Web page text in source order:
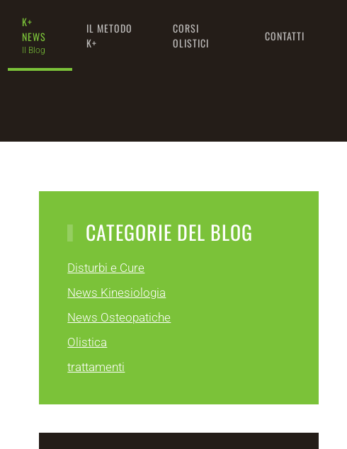
K+
NEWS
Il Blog
IL METODO
K+
CORSI
OLISTICI
CONTATTI
CATEGORIE DEL BLOG
Disturbi e Cure
News Kinesiologia
News Osteopatiche
Olistica
trattamenti